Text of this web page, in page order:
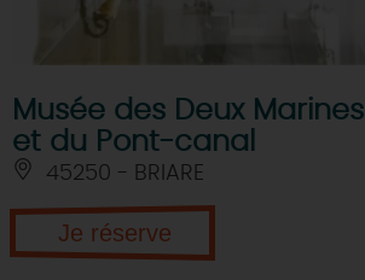
Musée des Deux Marines
et du Pont-canal
45250 - BRIARE
Je réserve